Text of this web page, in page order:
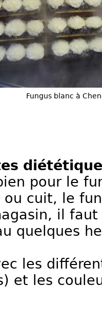
Fungus blanc à
pour le
cuit, le
il
quelques
les
et les